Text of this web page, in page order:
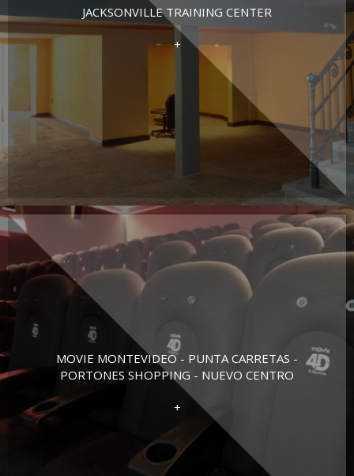
JACKSONVILLE TRAINING CENTER
+
MOVIE MONTEVIDEO - PUNTA CARRETAS -
PORTONES SHOPPING - NUEVO CENTRO
+